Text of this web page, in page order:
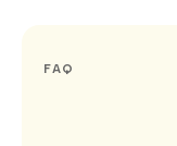
FAQ